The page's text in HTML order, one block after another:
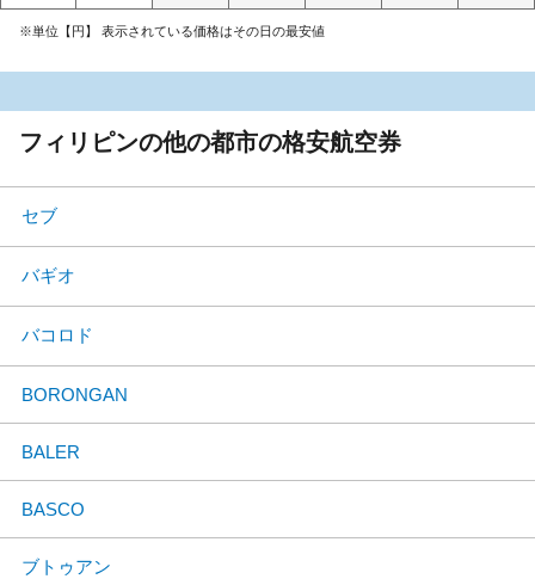
※単位【円】 表示されている価格はその日の最安値
フィリピンの他の都市の格安航空券
セブ
バギオ
バコロド
BORONGAN
BALER
BASCO
ブトゥアン